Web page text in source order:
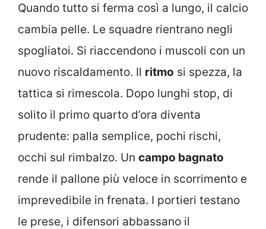
Quando tutto si ferma così a lungo, il calcio
cambia pelle. Le squadre rientrano negli
spogliatoi. Si riaccendono i muscoli con un
nuovo riscaldamento. Il ritmo si spezza, la
tattica si rimescola. Dopo lunghi stop, di
solito il primo quarto d’ora diventa
prudente: palla semplice, pochi rischi,
occhi sul rimbalzo. Un campo bagnato
rende il pallone più veloce in scorrimento e
imprevedibile in frenata. I portieri testano
le prese, i difensori abbassano il